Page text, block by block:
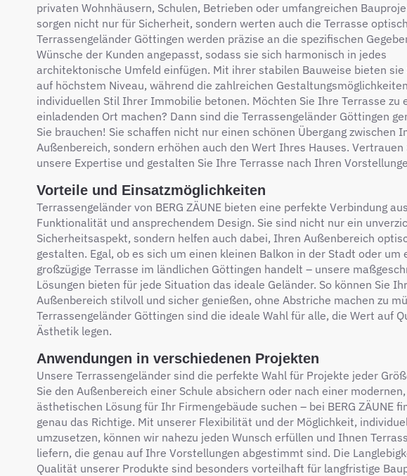
privaten Wohnhäusern, Schulen, Betrieben oder umfangreichen
sorgen nicht nur für Sicherheit, sondern werten auch die Terrasse
Terrassengeländer Göttingen werden präzise an die spezifischen
Wünsche der Kunden angepasst, sodass sie sich harmonisch in jedes
architektonische Umfeld einfügen. Mit ihrer stabilen Bauweise bieten sie
auf höchstem Niveau, während die zahlreichen
individuellen Stil Ihrer Immobilie betonen. Möchten Sie Ihre Terrasse zu
einladenden Ort machen? Dann sind die Terrassengeländer Göttingen
Sie brauchen! Sie schaffen nicht nur einen schönen Übergang zwischen
Außenbereich, sondern erhöhen auch den Wert Ihres Hauses. Vertrauen
unsere Expertise und gestalten Sie Ihre Terrasse nach Ihren
Vorteile und Einsatzmöglichkeiten
Terrassengeländer von BERG ZÄUNE bieten eine perfekte Verbindung aus
Funktionalität und ansprechendem Design. Sie sind nicht nur ein
Sicherheitsaspekt, sondern helfen auch dabei, Ihren Außenbereich
gestalten. Egal, ob es sich um einen kleinen Balkon in der Stadt oder um
großzügige Terrasse im ländlichen Göttingen handelt – unsere
Lösungen bieten für jede Situation das ideale Geländer. So können Sie
Außenbereich stilvoll und sicher genießen, ohne Abstriche machen zu
Terrassengeländer Göttingen sind die ideale Wahl für alle, die Wert auf
Ästhetik legen.
Anwendungen in verschiedenen Projekten
Unsere Terrassengeländer sind die perfekte Wahl für Projekte jeder
Sie den Außenbereich einer Schule absichern oder nach einer modernen,
ästhetischen Lösung für Ihr Firmengebäude suchen – bei BERG ZÄUNE
genau das Richtige. Mit unserer Flexibilität und der Möglichkeit,
umzusetzen, können wir nahezu jeden Wunsch erfüllen und Ihnen
liefern, die genau auf Ihre Vorstellungen abgestimmt sind. Die
Qualität unserer Produkte sind besonders vorteilhaft für langfristige